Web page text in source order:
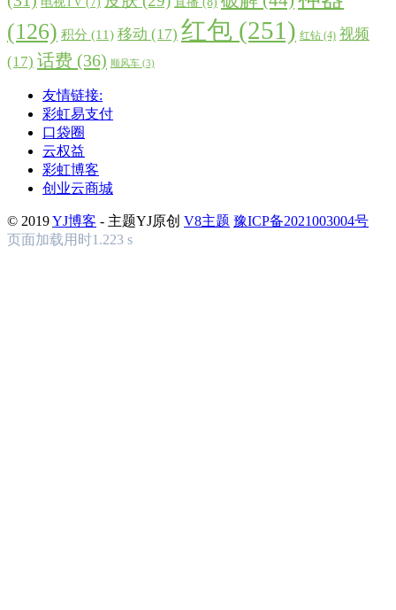
(126) 积分 (11) 移动 (17) 红包 (251) 红钻 (4) 视频
(17) 话费 (36) 顺风车 (3)
友情链接:
彩虹易支付
口袋圈
云权益
彩虹博客
创业云商城
© 2019YJ博客 - 主题YJ原创 V8主题 豫ICP备2021003004号
页面加载用时1.223 s